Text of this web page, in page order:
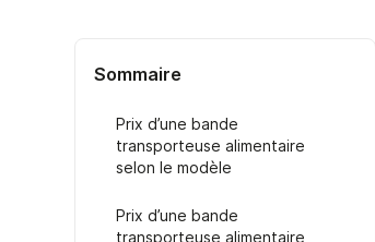
Sommaire
Prix d’une bande
transporteuse alimentaire
selon le modèle
Prix d’une bande
transporteuse alimentaire